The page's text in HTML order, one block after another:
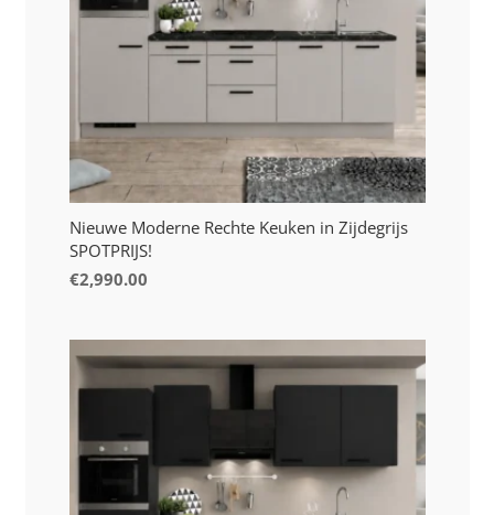
Nieuwe Moderne Rechte Keuken in Zijdegrijs
SPOTPRIJS!
€2,990.00